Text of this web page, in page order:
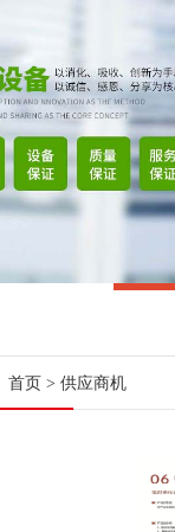
首页 > 供应商机